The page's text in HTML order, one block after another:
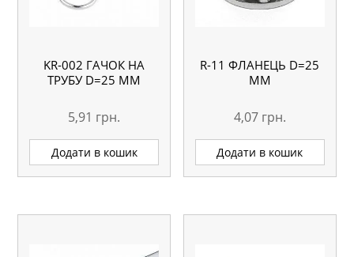
KR-002 ГАЧОК НА
ТРУБУ D=25 ММ
5,91 грн.
Додати в кошик
R-11 ФЛАНЕЦЬ D=25
ММ
4,07 грн.
Додати в кошик